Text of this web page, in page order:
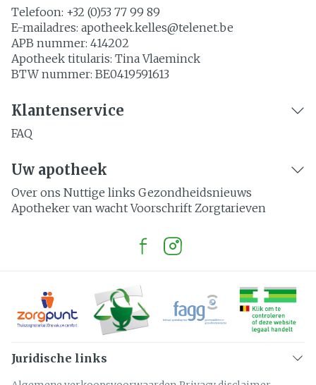
Telefoon: +32 (0)53 77 99 89
E-mailadres: apotheek.kelles@telenet.be
APB nummer: 414202
Apotheek titularis: Tina Vlaeminck
BTW nummer: BE0419591613
Klantenservice
FAQ
Uw apotheek
Over ons Nuttige links Gezondheidsnieuws
Apotheker van wacht Voorschrift Zorgtarieven
Juridische links